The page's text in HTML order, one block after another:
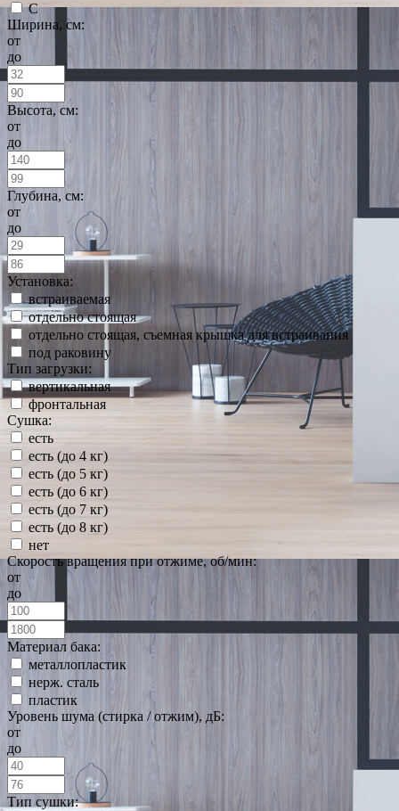
С
Ширина, см:
от
до
Высота, см:
от
до
Глубина, см:
от
до
Установка:
встраиваемая
отдельно стоящая
отдельно стоящая, съемная крышка для встраивания
под раковину
Тип загрузки:
вертикальная
фронтальная
Сушка:
есть
есть (до 4 кг)
есть (до 5 кг)
есть (до 6 кг)
есть (до 7 кг)
есть (до 8 кг)
нет
Скорость вращения при отжиме, об/мин:
от
до
Материал бака:
металлопластик
нерж. сталь
пластик
Уровень шума (стирка / отжим), дБ:
от
до
Тип сушки: